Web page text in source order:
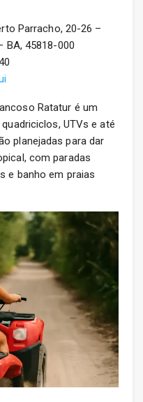
Parracho, 20-26 –
BA, 45818-000
Ratatur é um
UTVs e até
planejadas para dar
com paradas
e banho em praias